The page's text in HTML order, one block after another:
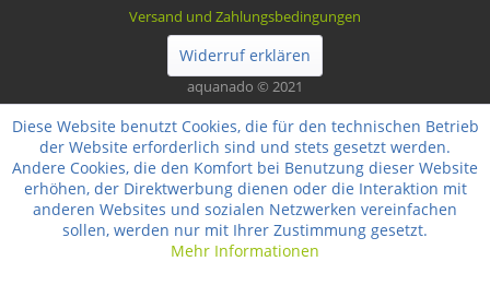
Versand und Zahlungsbedingungen
Widerruf erklären
aquanado © 2021
Diese Website benutzt Cookies, die für den technischen Betrieb
der Website erforderlich sind und stets gesetzt werden.
Andere Cookies, die den Komfort bei Benutzung dieser Website
erhöhen, der Direktwerbung dienen oder die Interaktion mit
anderen Websites und sozialen Netzwerken vereinfachen
sollen, werden nur mit Ihrer Zustimmung gesetzt.
Mehr Informationen